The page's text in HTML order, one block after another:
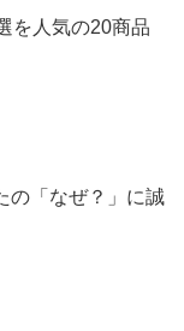
を人気の20商品
の「なぜ？」に誠